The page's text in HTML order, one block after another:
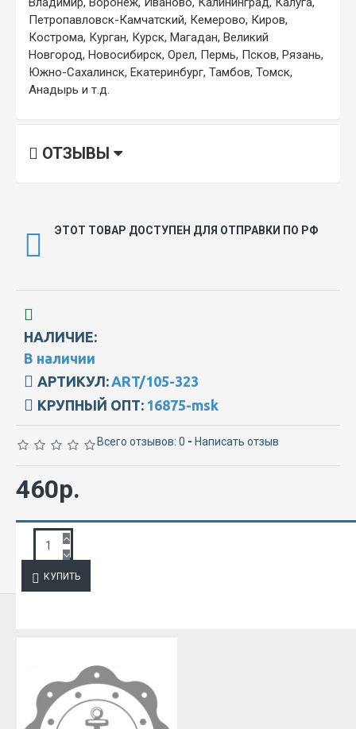
Петропавловск-Камчатский, Кемерово, Киров,
Кострома, Курган, Курск, Магадан, Великий
Новгород, Новосибирск, Орел, Пермь, Псков, Рязань,
Южно-Сахалинск, Екатеринбург, Тамбов, Томск,
Анадырь и т.д.
ОТЗЫВЫ
ЭТОТ ТОВАР ДОСТУПЕН ДЛЯ ОТПРАВКИ ПО РФ
НАЛИЧИЕ:
В наличии
АРТИКУЛ: ART/105-323
КРУПНЫЙ ОПТ: 16875-msk
Всего отзывов: 0 - Написать отзыв
460р.
КУПИТЬ